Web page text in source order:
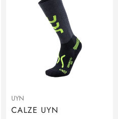
UYN
CALZE UYN